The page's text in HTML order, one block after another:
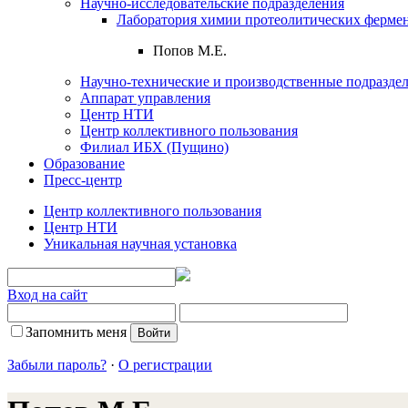
Лаборатория химии протеолитических
Попов М.Е.
Научно-технические и производственные
Аппарат управления
Центр НТИ
Центр коллективного пользования
Филиал ИБХ (Пущино)
Образование
Пресс-центр
Центр коллективного пользования
Центр НТИ
Уникальная научная установка
Вход на сайт
Запомнить меня
Забыли пароль? · О регистрации